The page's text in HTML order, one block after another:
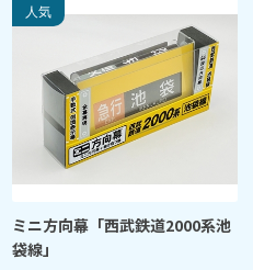
ミニ方向幕「西武鉄道2000系池
袋線」